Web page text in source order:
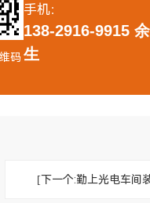
码
手机：
138-2916-9915
生
[下一个:勤上光电车间